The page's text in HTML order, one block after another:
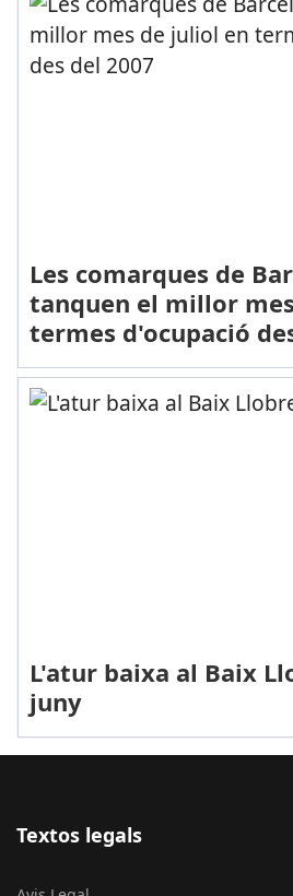
Les comarques de
tanquen el millor
termes d'ocupació
L'atur baixa al Baix
juny
Textos legals